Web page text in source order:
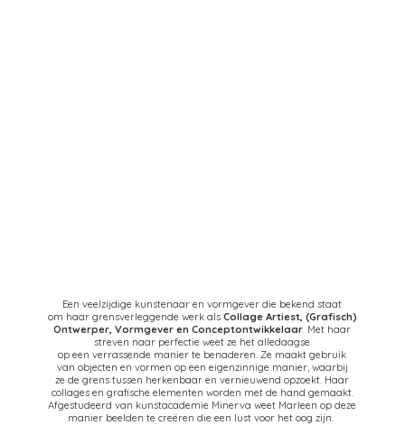
Een veelzijdige kunstenaar en vormgever die bekend staat
om haar grensverleggende werk als Collage Artiest, (Grafisch)
Ontwerper, Vormgever en Conceptontwikkelaar. Met haar
streven naar perfectie weet ze het alledaagse
op een verrassende manier te benaderen. Ze maakt gebruik
van objecten en vormen op een eigenzinnige manier, waarbij
ze de grens tussen herkenbaar en vernieuwend opzoekt. Haar
collages en grafische elementen worden met de hand gemaakt.
Afgestudeerd van kunstacademie Minerva weet Marleen op deze
manier beelden te creëren die een lust voor het oog zijn.